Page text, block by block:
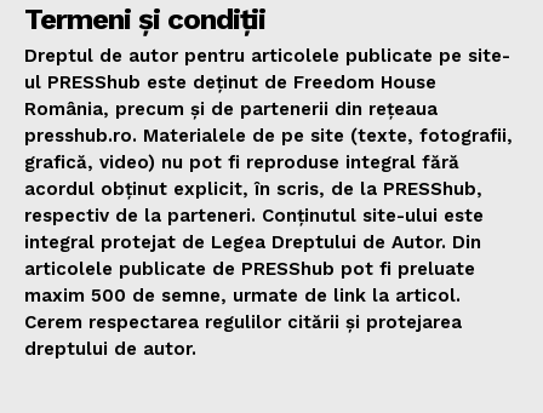
Termeni și condiții
Dreptul de autor pentru articolele publicate pe site-
ul PRESShub este deținut de Freedom House
România, precum și de partenerii din rețeaua
presshub.ro. Materialele de pe site (texte, fotografii,
grafică, video) nu pot fi reproduse integral fără
acordul obținut explicit, în scris, de la PRESShub,
respectiv de la parteneri. Conținutul site-ului este
integral protejat de Legea Dreptului de Autor. Din
articolele publicate de PRESShub pot fi preluate
maxim 500 de semne, urmate de link la articol.
Cerem respectarea regulilor citării și protejarea
dreptului de autor.